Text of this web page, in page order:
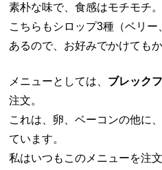
素朴な味で、食感はモチモチ。
こちらもシロップ3種（ベリ
あるので、お好みでかけても
メニューとしては、 ブレック
注文。
これは、卵、ベーコンの他に
ています。
私はいつもこのメニューを注